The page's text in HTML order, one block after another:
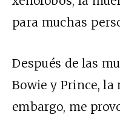
para muchas
Después de las
Bowie y Prince, la
embargo, me